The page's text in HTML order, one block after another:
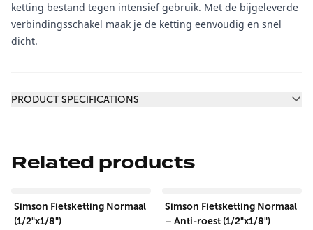
ketting bestand tegen intensief gebruik. Met de bijgeleverde
verbindingsschakel maak je de ketting eenvoudig en snel
dicht.
PRODUCT SPECIFICATIONS
Related products
Simson Fietsketting Normaal
(1/2"x1/8")
Simson Fietsketting Normaal
– Anti-roest (1/2"x1/8")